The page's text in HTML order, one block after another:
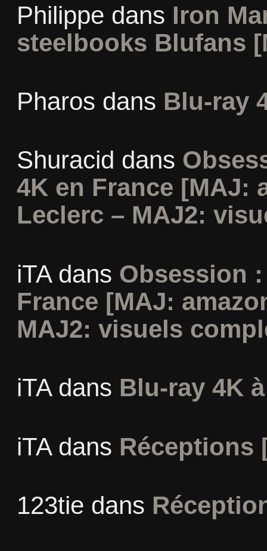
Philippe dans Iron
steelbooks Blufans
Pharos dans Blu-ray
Shuracid dans
4K en France [MAJ:
Leclerc – MAJ2:
iTAdans Obsession
France [MAJ:
MAJ2: visuels
iTAdans Blu-ray 4K
iTAdans Réceptions
123tie dans